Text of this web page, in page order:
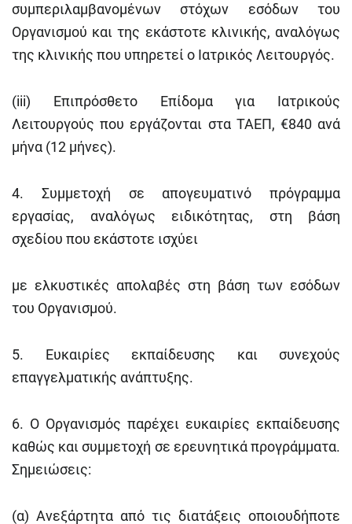
συμπεριλαμβανομένων στόχων εσόδων του
Οργανισμού και της εκάστοτε κλινικής, αναλόγως
της κλινικής που υπηρετεί ο Ιατρικός Λειτουργός.
(iii) Επιπρόσθετο Επίδομα για Ιατρικούς
Λειτουργούς που εργάζονται στα ΤΑΕΠ, €840 ανά
μήνα (12 μήνες).
4. Συμμετοχή σε απογευματινό πρόγραμμα
εργασίας, αναλόγως ειδικότητας, στη βάση
σχεδίου που εκάστοτε ισχύει
με ελκυστικές απολαβές στη βάση των εσόδων
του Οργανισμού.
5. Ευκαιρίες εκπαίδευσης και συνεχούς
επαγγελματικής ανάπτυξης.
6. Ο Οργανισμός παρέχει ευκαιρίες εκπαίδευσης
καθώς και συμμετοχή σε ερευνητικά προγράμματα.
Σημειώσεις:
(α) Ανεξάρτητα από τις διατάξεις οποιουδήποτε